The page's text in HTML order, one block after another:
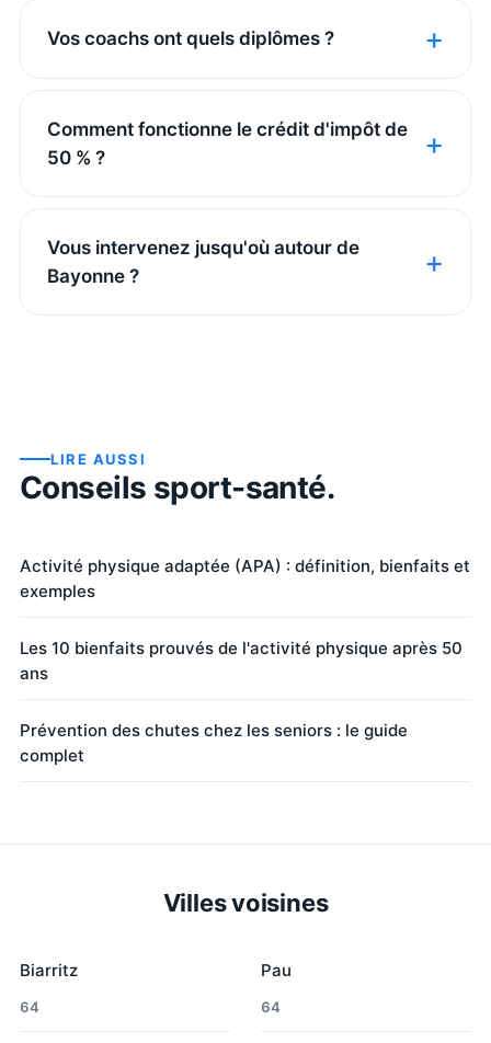
Vos coachs ont quels diplômes ?
Comment fonctionne le crédit d'impôt de
50 % ?
Vous intervenez jusqu'où autour de
Bayonne ?
LIRE AUSSI
Conseils sport-santé.
Activité physique adaptée (APA) : définition, bienfaits et
exemples
Les 10 bienfaits prouvés de l'activité physique après 50
ans
Prévention des chutes chez les seniors : le guide
complet
Villes voisines
Biarritz
64
Pau
64